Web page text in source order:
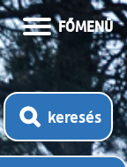
FŐMENÜ
keresés